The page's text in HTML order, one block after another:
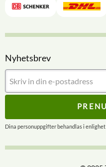
Nyhetsbrev
Dina personuppgifter behandlas i